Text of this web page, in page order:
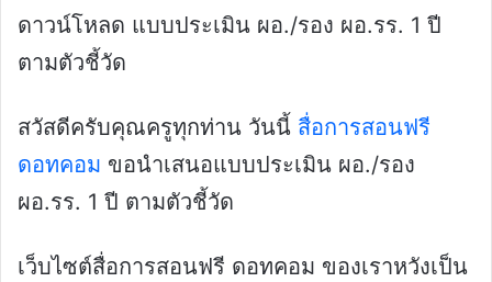
ดาวน์โหลด แบบประเมิน ผอ./รอง ผอ.รร. 1 ปี
ตามตัวชี้วัด
สวัสดีครับคุณครูทุกท่าน วันนี้ สื่อการสอนฟรี
ดอทคอม ขอนำเสนอแบบประเมิน ผอ./รอง
ผอ.รร. 1 ปี ตามตัวชี้วัด
เว็บไซต์สื่อการสอนฟรี ดอทคอม ของเราหวังเป็น